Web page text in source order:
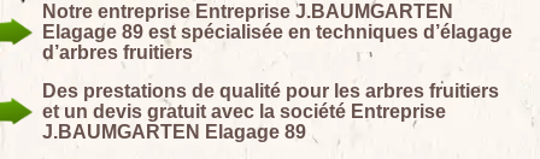
Notre entreprise Entreprise J.BAUMGARTEN
Elagage 89 est spécialisée en techniques d’élagage
d’arbres fruitiers
Des prestations de qualité pour les arbres fruitiers
et un devis gratuit avec la société Entreprise
J.BAUMGARTEN Elagage 89